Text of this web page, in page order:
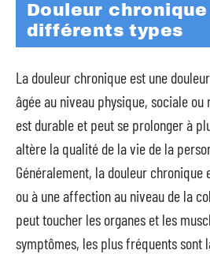
Douleur
différents types
La douleur chronique est une
âgée au niveau physique, sociale
est durable et peut se prolonger à
altère la qualité de la vie de la
Généralement, la douleur chronique
ou à une affection au niveau de la
peut toucher les organes et les
symptômes, les plus fréquents sont